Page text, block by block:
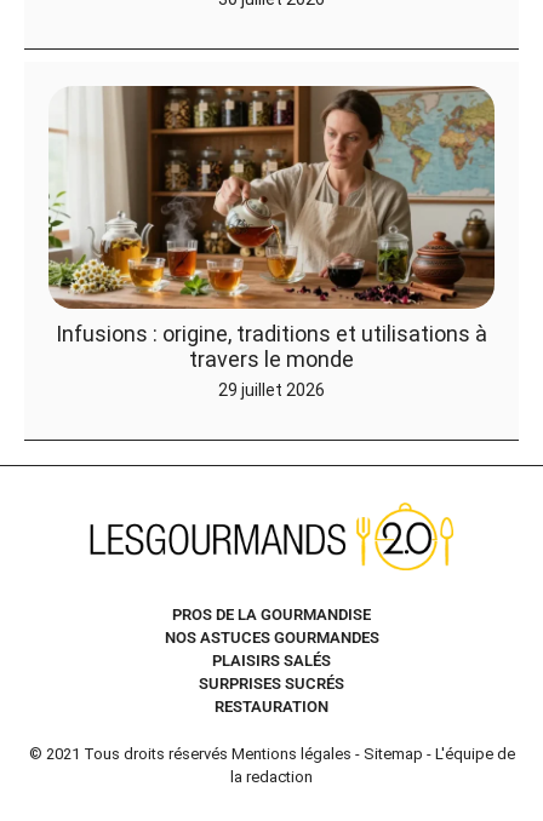
Infusions : origine, traditions et utilisations à
travers le monde
29 juillet 2026
PROS DE LA GOURMANDISE
NOS ASTUCES GOURMANDES
PLAISIRS SALÉS
SURPRISES SUCRÉS
RESTAURATION
© 2021 Tous droits réservés Mentions légales - Sitemap - L'équipe de
la redaction